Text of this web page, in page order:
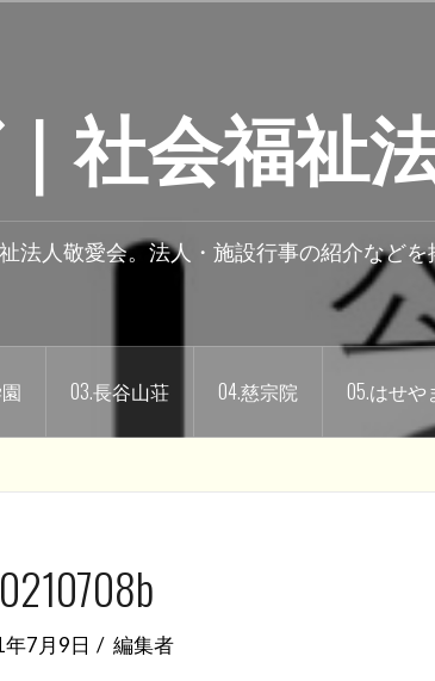
社会福祉
法人敬愛会。法人・施設行事の紹介などを
03.長谷山荘 04.慈宗院 05.はせや
7月9日 編集者